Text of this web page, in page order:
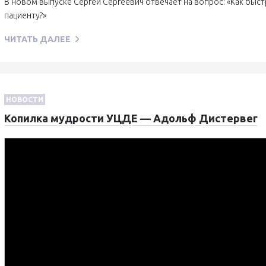
пациенту?»
ЧИТАТЬ ДАЛЕЕ
НОВОСТИ
Копилка мудрости УЦДЕ — Адольф Дистервег